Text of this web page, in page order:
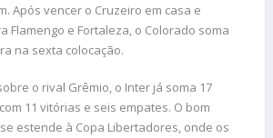
Após vencer o Cruzeiro em casa e
Flamengo e Fortaleza, o Colorado soma
na sexta colocação.
o rival Grêmio, o Inter já soma 17
11 vitórias e seis empates. O bom
estende à Copa Libertadores, onde os